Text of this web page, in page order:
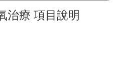
治療 項目說明